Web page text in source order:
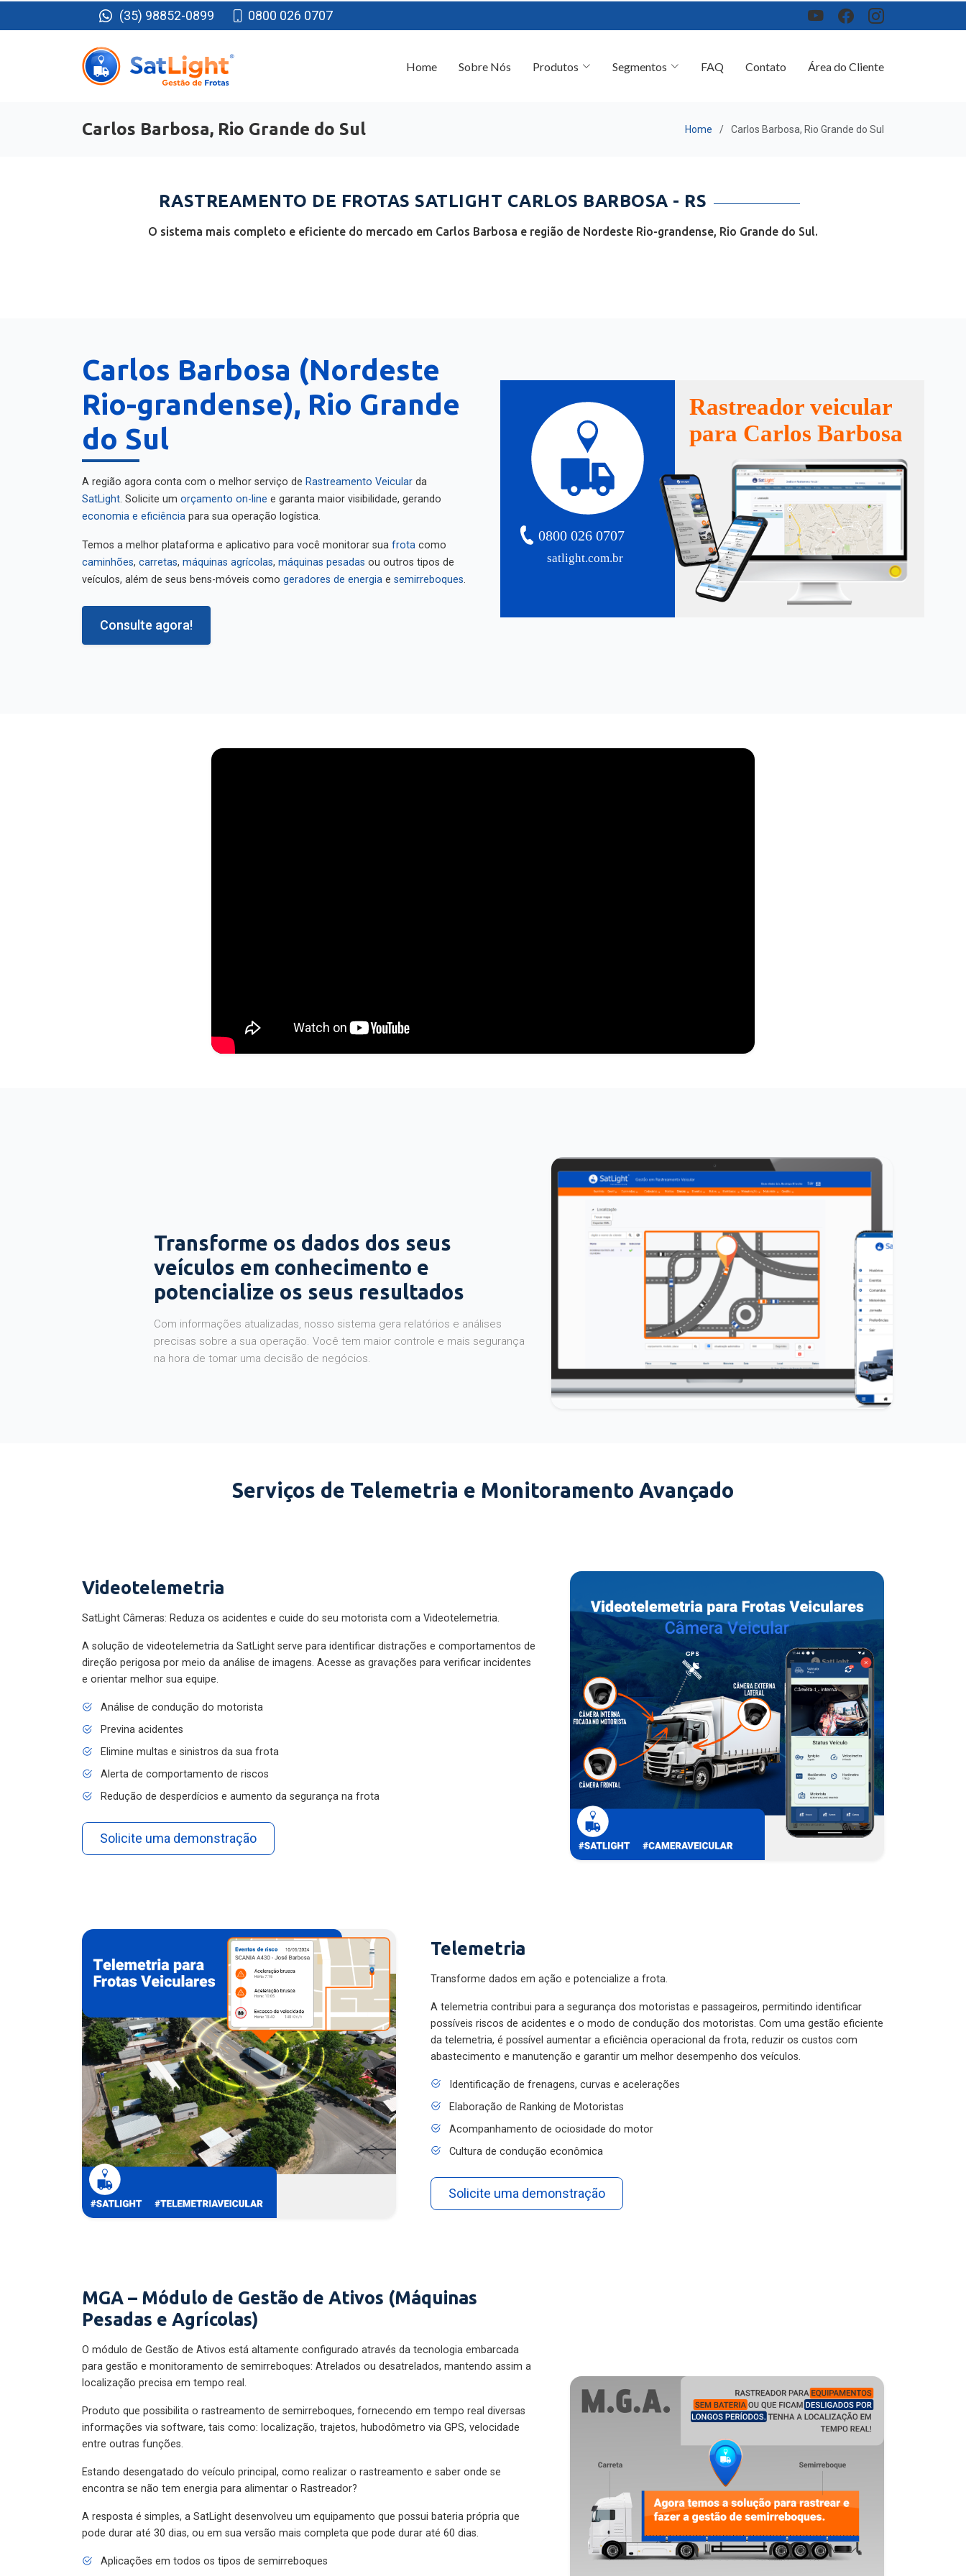
(35) 98852-0899 0800 026 0707
Home Sobre Nós Produtos Segmentos FAQ Contato Área do Cliente
Carlos Barbosa, Rio Grande do Sul Home Carlos Barbosa, Rio Grande do Sul
RASTREAMENTO DE FROTAS SATLIGHT CARLOS BARBOSA - RS
O sistema mais completo e eficiente do mercado em Carlos Barbosa e região de Nordeste Rio-grandense, Rio Grande do Sul.
Carlos Barbosa (Nordeste
Rio-grandense), Rio Grande
do Sul
A região agora conta com o melhor serviço de Rastreamento Veicular da
SatLight . Solicite um orçamento on-line e garanta maior visibilidade, gerando
economia e eficiência para sua operação logística.
Temos a melhor plataforma e aplicativo para você monitorar sua frota como
caminhões carretas máquinas agrícolas máquinas pesadas ou outros tipos de
veículos, além de seus bens-móveis como geradores de energia e semirreboques
Consulte agora!
satlight.com.br
0800 026 0707
Rastreador veicular
para Carlos Barbosa
Transforme os dados dos seus
veículos em conhecimento e
potencialize os seus resultados
Com informações atualizadas, nosso sistema gera relatórios e análises
precisas sobre a sua operação. Você tem maior controle e mais segurança
na hora de tomar uma decisão de negócios.
Serviços de Telemetria e Monitoramento Avançado
Videotelemetria
SatLight Câmeras: Reduza os acidentes e cuide do seu motorista com a Videotelemetria.
A solução de videotelemetria da SatLight serve para identificar distrações e comportamentos de
direção perigosa por meio da análise de imagens. Acesse as gravações para verificar incidentes
e orientar melhor sua equipe.
Análise de condução do motorista
Previna acidentes
Elimine multas e sinistros da sua frota
Alerta de comportamento de riscos
Redução de desperdícios e aumento da segurança na frota
Solicite uma demonstração
Telemetria
Transforme dados em ação e potencialize a frota.
A telemetria contribui para a segurança dos motoristas e passageiros, permitindo identificar
possíveis riscos de acidentes e o modo de condução dos motoristas. Com uma gestão eficiente
da telemetria, é possível aumentar a eficiência operacional da frota, reduzir os custos com
abastecimento e manutenção e garantir um melhor desempenho dos veículos.
Identificação de frenagens, curvas e acelerações
Elaboração de Ranking de Motoristas
Acompanhamento de ociosidade do motor
Cultura de condução econômica
Solicite uma demonstração
MGA – Módulo de Gestão de Ativos (Máquinas
Pesadas e Agrícolas)
O módulo de Gestão de Ativos está altamente configurado através da tecnologia embarcada
para gestão e monitoramento de semirreboques: Atrelados ou desatrelados, mantendo assim a
localização precisa em tempo real.
Produto que possibilita o rastreamento de semirreboques, fornecendo em tempo real diversas
informações via software, tais como: localização, trajetos, hubodômetro via GPS, velocidade
entre outras funções.
Estando desengatado do veículo principal, como realizar o rastreamento e saber onde se
encontra se não tem energia para alimentar o Rastreador?
A resposta é simples, a SatLight desenvolveu um equipamento que possui bateria própria que
pode durar até 30 dias, ou em sua versão mais completa que pode durar até 60 dias.
Aplicações em todos os tipos de semirreboques